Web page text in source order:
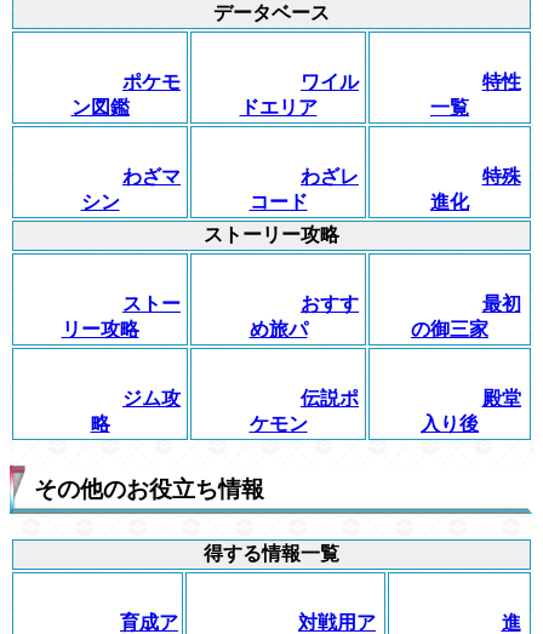
データベース
ポケモ
ン図鑑
ワイル
ドエリア
特性
一覧
わざマ
シン
わざレ
コード
特殊
進化
ストーリー攻略
ストー
リー攻略
おすす
め旅パ
最初
の御三家
ジム攻
略
伝説ポ
ケモン
殿堂
入り後
その他のお役立ち情報
得する情報一覧
育成ア
対戦用ア
進